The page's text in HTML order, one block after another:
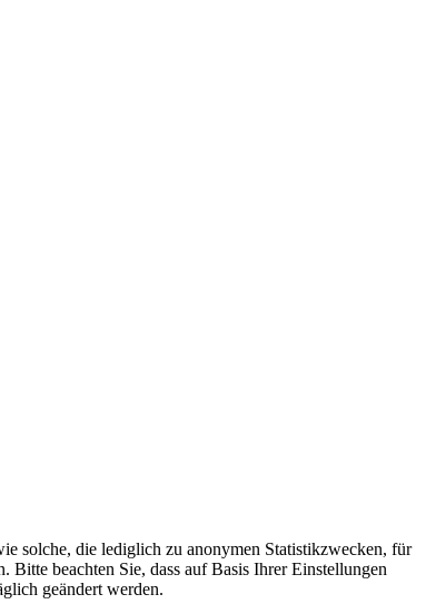
solche, die lediglich zu anonymen Statistikzwecken, für
Bitte beachten Sie, dass auf Basis Ihrer Einstellungen
geändert werden.